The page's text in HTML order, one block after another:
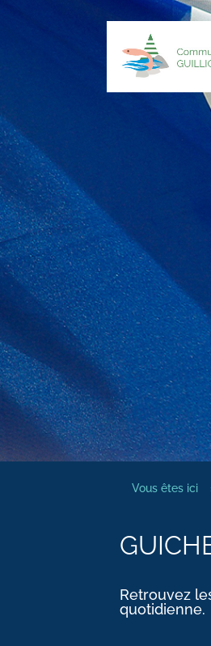
Vous êtes ici
Retrouvez
quotidienne.